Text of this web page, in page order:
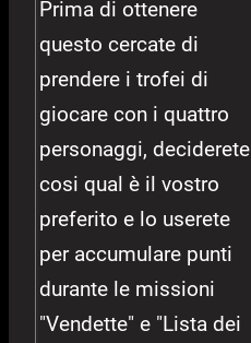
Prima di ottenere
questo cercate di
prendere i trofei di
giocare con i quattro
personaggi, deciderete
cosi qual è il vostro
preferito e lo userete
per accumulare punti
durante le missioni
"Vendette" e "Lista dei